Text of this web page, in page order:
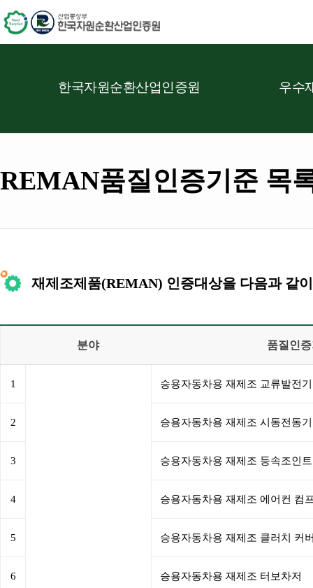
한국자원순환산업인증원 우수
REMAN품질인증기준 목
재제조제품(REMAN) 인증대상을 다음과 같
분야 품질인
1 승용자동차용 재제조 교류발전기
2 승용자동차용 재제조 시동전동기
3 승용자동차용 재제조 등속조인트
4 승용자동차용 재제조 에어컨 컴
5 승용자동차용 재제조 클러치 커
6 승용자동차용 재제조 터보차저